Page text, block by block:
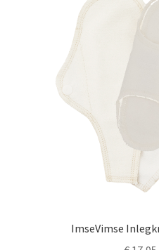
ImseVimse